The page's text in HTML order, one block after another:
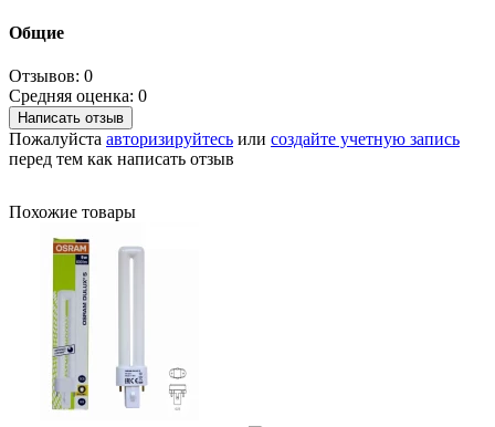
Общие
Отзывов: 0
Средняя оценка: 0
Написать отзыв
Пожалуйста авторизируйтесь или создайте учетную запись
перед тем как написать отзыв
Похожие товары